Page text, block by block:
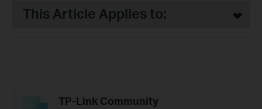
This Article Applies to:
TP-Link Community